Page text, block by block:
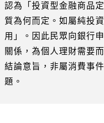
認為「投資型金融商品
質為何而定。如屬純投
用」。因此民眾向銀行
關係，為個人理財需要
結論意旨，非屬消費事
題。